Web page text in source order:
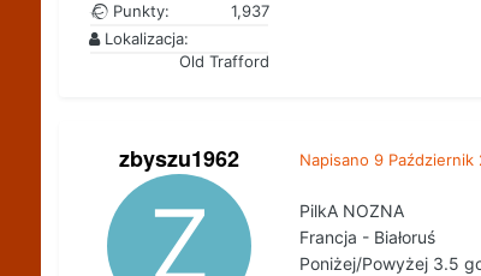
Punkty:
1,937
Lokalizacja:
Old Trafford
zbyszu1962 Napisano 9 Październik
PilkA NOZNA
Francja - Białoruś
Poniżej/Powyżej 3.5